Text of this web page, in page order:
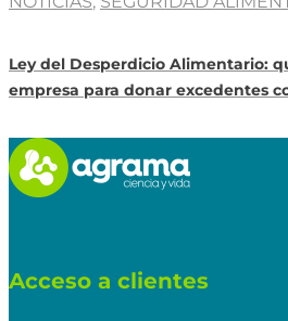
Ley del Desperdicio Alimentario:
empresa para donar excedentes
Acceso a clientes